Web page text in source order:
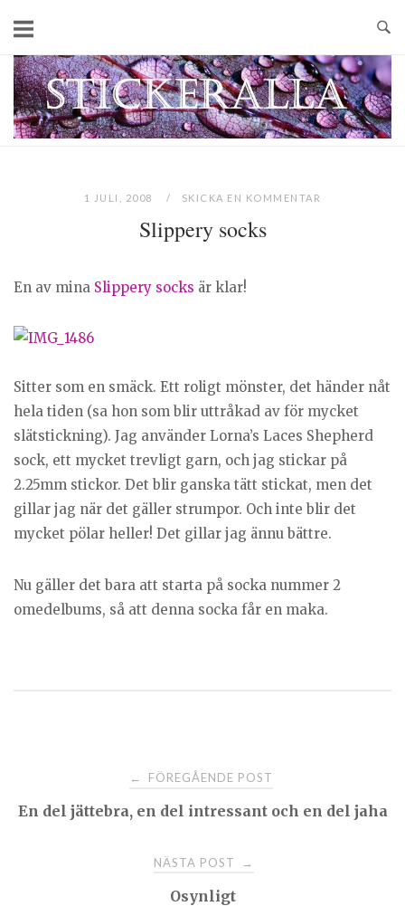
content
Home
1 JULI, 2008 SKICKA EN KOMMENTAR
Slippery socks
En av mina Slippery socks är klar!
Sitter som en smäck. Ett roligt mönster, det händer nåt
hela tiden (sa hon som blir uttråkad av för mycket
slätstickning). Jag använder Lorna’s Laces Shepherd
sock, ett mycket trevligt garn, och jag stickar på
2.25mm stickor. Det blir ganska tätt stickat, men det
gillar jag när det gäller strumpor. Och inte blir det
mycket pölar heller! Det gillar jag ännu bättre.
Nu gäller det bara att starta på socka nummer 2
omedelbums, så att denna socka får en maka.
navigation
← FÖREGÅENDE POST
En del jättebra, en del intressant och en del jaha
NÄSTA POST →
Osynligt